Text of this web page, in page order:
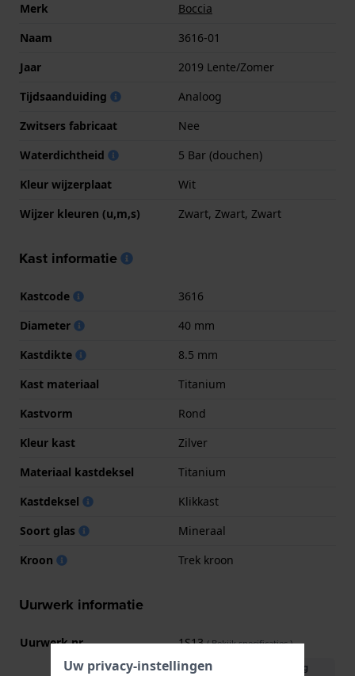
Merk
Boccia
Naam
3616-01
Jaar
2019 Lente/Zomer
Tijdsaanduiding
Analoog
Zwitsers fabricaat
Nee
Waterdichtheid
5 Bar (douchen)
Kleur wijzerplaat
Wit
Wijzer kleuren (u,m,s)
Zwart, Zwart, Zwart
Kast informatie
Kastcode
3616
Diameter
40 mm
Kastdikte
8.5 mm
Kast materiaal
Titanium
Kastvorm
Rond
Kleur kast
Zilver
Materiaal kastdeksel
Titanium
Kastdeksel
Klikkast
Soort glas
Mineraal
Kroon
Trek kroon
Uurwerk informatie
Uurwerk nr. 1S13(Bekijk specificaties)
Download handleiding
Uw privacy-instellingen